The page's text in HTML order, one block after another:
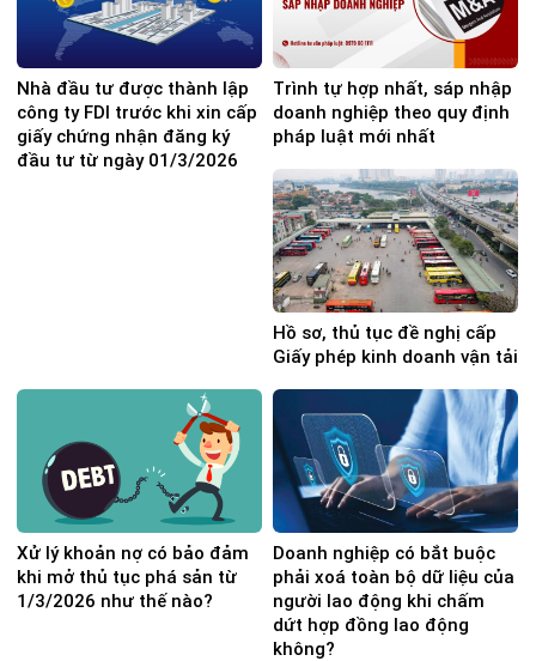
Nhà đầu tư được thành lập
công ty FDI trước khi xin cấp
giấy chứng nhận đăng ký
đầu tư từ ngày 01/3/2026
Trình tự hợp nhất, sáp nhập
doanh nghiệp theo quy định
pháp luật mới nhất
Hồ sơ, thủ tục đề nghị cấp
Giấy phép kinh doanh vận tải
Xử lý khoản nợ có bảo đảm
khi mở thủ tục phá sản từ
1/3/2026 như thế nào?
Doanh nghiệp có bắt buộc
phải xoá toàn bộ dữ liệu của
người lao động khi chấm
dứt hợp đồng lao động
không?